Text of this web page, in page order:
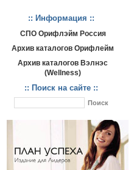
:: Информация ::
СПО Орифлэйм Россия
Архив каталогов Орифлейм
Архив каталогов Вэлнэс
(Wellness)
:: Поиск на сайте ::